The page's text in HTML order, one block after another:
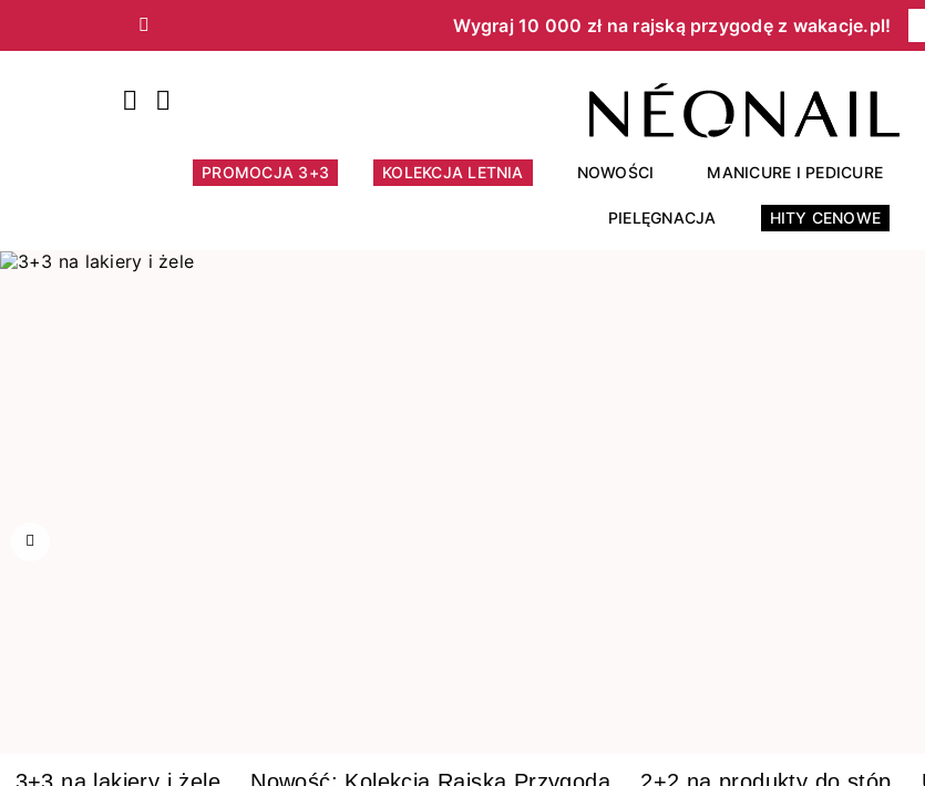
Wygraj 10 000 zł na rajską przygodę z wakacje.pl!​
Poprzedni
PROMOCJA 3+3 KOLEKCJA LETNIA NOWOŚCI MANICURE I PEDICURE
PIELĘGNACJA HITY CENOWE